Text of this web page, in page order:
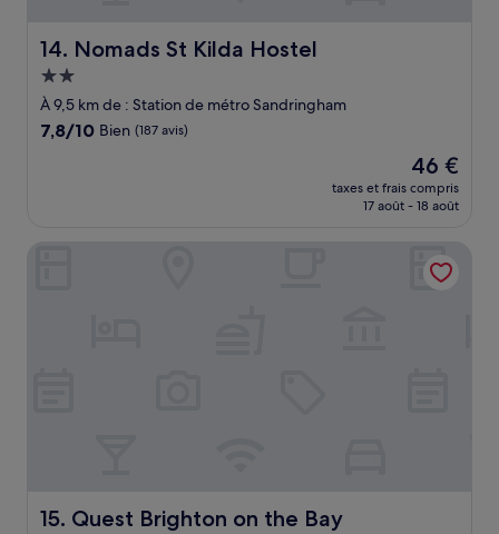
14. Nomads St Kilda Hostel
Nomads St Kilda Hostel
Hébergement
2.0 étoiles
À 9,5 km de : Station de métro Sandringham
7.8
7,8/10 Bien (187 avis)
Le
nouveau
prix
de
46 €
46 €
taxes et frais compris
17 août - 18 août
15. Quest Brighton on the Bay
Quest Brighton on the Bay